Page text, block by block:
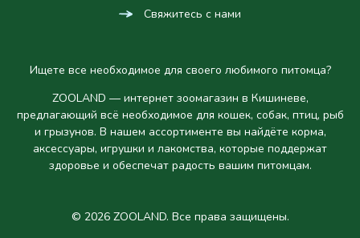
Свяжитесь с нами
Ищете все необходимое для своего любимого питомца?
ZOOLAND — интернет зоомагазин в Кишиневе,
предлагающий всё необходимое для кошек, собак, птиц, рыб
и грызунов. В нашем ассортименте вы найдёте корма,
аксессуары, игрушки и лакомства, которые поддержат
здоровье и обеспечат радость вашим питомцам.
© 2026 ZOOLAND. Все права защищены.